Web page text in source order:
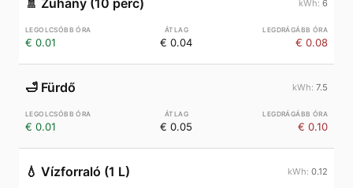
🚿 Zuhany (10 perc) 6
€ 0.01 € 0.04 € 0.08
🛁 Fürdő 7.5
€ 0.01 € 0.05 € 0.10
💧 Vízforraló (1 L) 0.12